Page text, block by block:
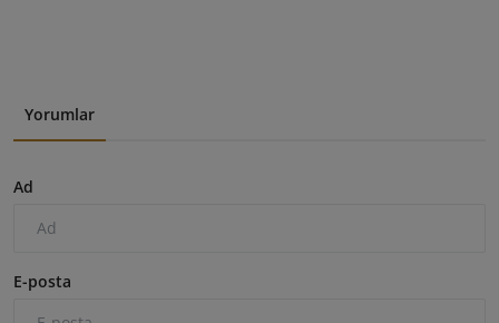
Yorumlar
Ad
E-posta